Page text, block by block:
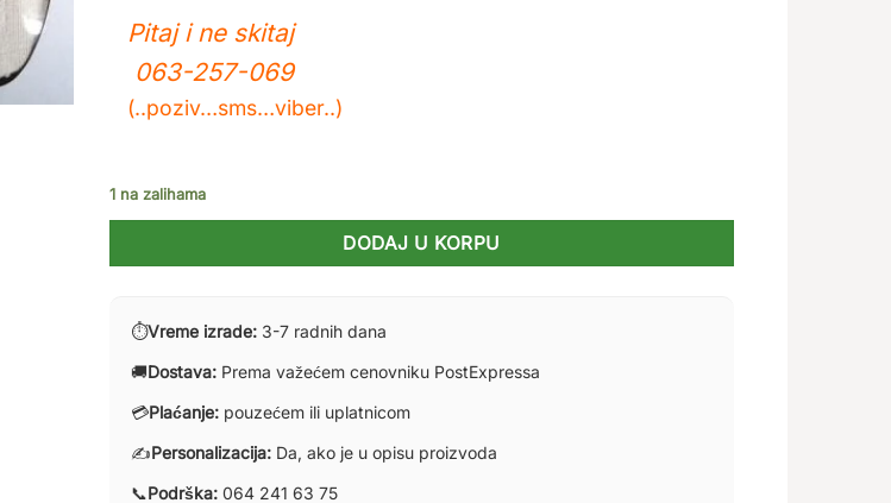
Pitaj i ne skitaj
063-257-069
(..poziv…sms…viber..)
1 na zalihama
DODAJ U KORPU
⏱Vreme izrade: 3-7 radnih dana
🚚Dostava: Prema važećem cenovniku PostExpressa
💳Plaćanje: pouzećem ili uplatnicom
✍️Personalizacija: Da, ako je u opisu proizvoda
📞Podrška: 064 241 63 75